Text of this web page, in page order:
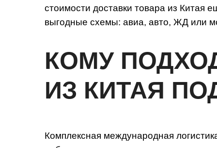
стоимости доставки товара из
выгодные схемы: авиа, авто, ЖД или
КОМУ
ИЗ КИТАЯ
Комплексная международная